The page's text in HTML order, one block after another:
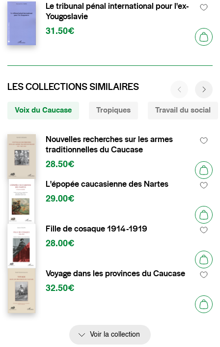
Le tribunal pénal international pour l'ex-
Yougoslavie
31.50€
LES COLLECTIONS SIMILAIRES
Voix du Caucase Tropiques Travail du social
Nouvelles recherches sur les armes
traditionnelles du Caucase
28.50€
L'épopée caucasienne des Nartes
29.00€
Fille de cosaque 1914-1919
28.00€
Voyage dans les provinces du Caucase
32.50€
Voir la collection